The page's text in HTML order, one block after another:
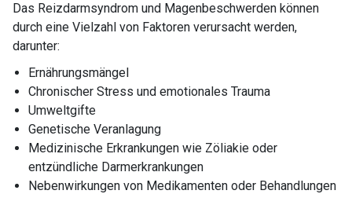
Das Reizdarmsyndrom und Magenbeschwerden können
durch eine Vielzahl von Faktoren verursacht werden,
darunter:
Ernährungsmängel
Chronischer Stress und emotionales Trauma
Umweltgifte
Genetische Veranlagung
Medizinische Erkrankungen wie Zöliakie oder
entzündliche Darmerkrankungen
Nebenwirkungen von Medikamenten oder Behandlungen